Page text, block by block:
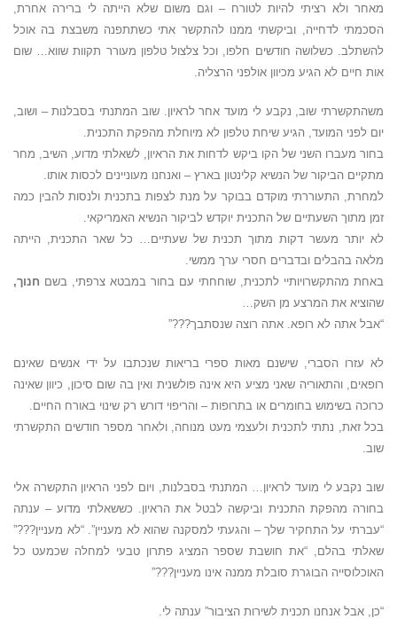
מאחר ולא רציתי להיות לטורח – וגם משום שלא הייתה לי ברירה אחרת,
הסכמתי לדחייה, וביקשתי ממנו להתקשר אתי כשתתפנה משבצת בה אוכל
להשתלב. כשלושה חודשים חלפו, וכל צלצול טלפון מעורר תקוות שווא… שום
אות חיים לא הגיע מכיוון אולפני הרצליה.
משהתקשרתי שוב, נקבע לי מועד אחר לראיון. שוב המתנתי בסבלנות – ושוב,
יום לפני המועד, הגיע שיחת טלפון לא מיוחלת מהפקת התכנית.
בחור מעברו השני של הקו ביקש לדחות את הראיון, לשאלתי מדוע, השיב, מחר
מתקיים הביקור של הנשיא קלינטון בארץ – ואנחנו מעוניינים לכסות אותו.
למחרת, התעוררתי מוקדם בבוקר על מנת לצפות בתכנית ולנסות להבין כמה
זמן מתוך השעתיים של התכנית יוקדש לביקור הנשיא האמריקאי.
לא יותר מעשר דקות מתוך תכנית של שעתיים… כל שאר התכנית, הייתה
מלאה בהבלים ובדברים חסרי ערך ממשי.
באחת מהתקשרויותיי לתכנית, שוחחתי עם בחור במבטא צרפתי, בשם חנוך,
שהוציא את המרצע מן השק…
“אבל אתה לא רופא. אתה רוצה שנסתבך???”
לא עזרו הסברי, שישנם מאות ספרי בריאות שנכתבו על ידי אנשים שאינם
רופאים, והתאוריה שאני מציע היא אינה פולשנית ואין בה שום סיכון, כיוון שאינה
כרוכה בשימוש בחומרים או בתרופות – והריפוי דורש רק שינוי באורח החיים.
בכל זאת, נתתי לתכנית ולעצמי מעט מנוחה, ולאחר מספר חודשים התקשרתי
שוב.
שוב נקבע לי מועד לראיון… המתנתי בסבלנות, ויום לפני הראיון התקשרה אלי
בחורה מהפקת התכנית וביקשה לבטל את הראיון. כששאלתי מדוע – ענתה
“עברתי על התחקיר שלך – והגעתי למסקנה שהוא לא מעניין”. “לא מעניין???”
שאלתי בהלם, “את חושבת שספר המציג פתרון טבעי למחלה שכמעט כל
האוכלוסייה הבוגרת סובלת ממנה אינו מעניין???”
“כן, אבל אנחנו תכנית לשירות הציבור” ענתה לי.